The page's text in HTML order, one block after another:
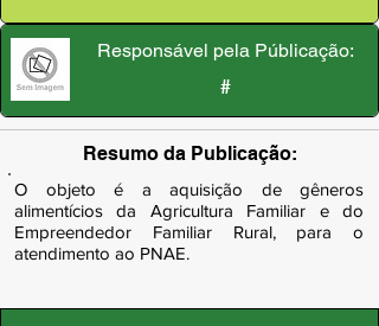
Responsável pela Públicação:
#
Resumo da Publicação:
O objeto é a aquisição de gêneros
alimentícios da Agricultura Familiar e do
Empreendedor Familiar Rural, para o
atendimento ao PNAE.